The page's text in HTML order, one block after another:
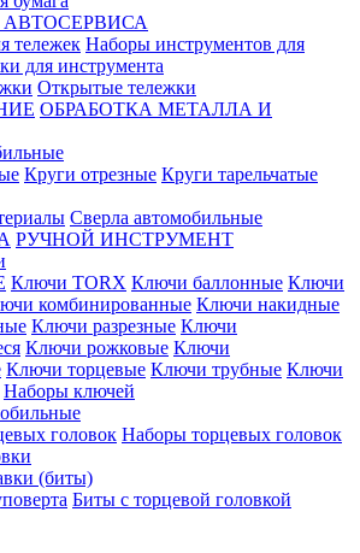
тележек Наборы инструментов для
для инструмента
Открытые тележки
ОБРАБОТКА МЕТАЛЛА И
Круги отрезные Круги тарельчатые
Сверла автомобильные
РУЧНОЙ ИНСТРУМЕНТ
Ключи TORX Ключи баллонные Ключи
комбинированные Ключи накидные
Ключи разрезные Ключи
Ключи рожковые Ключи
Ключи торцевые Ключи трубные Ключи
Наборы ключей
головок Наборы торцевых головок
(биты)
Биты с торцевой головкой